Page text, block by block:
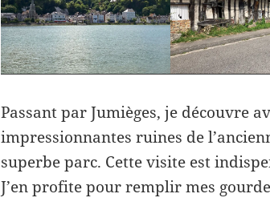
Passant par Jumièges, je découvre
impressionnantes ruines de
superbe parc. Cette visite est
J’en profite pour remplir mes